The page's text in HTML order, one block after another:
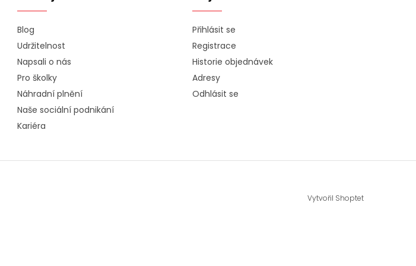
Blog
Udržitelnost
Napsali o nás
Pro školky
Náhradní plnění
Naše sociální podnikání
Kariéra
Přihlásit se
Registrace
Historie objednávek
Adresy
Odhlásit se
Vytvořil Shoptet